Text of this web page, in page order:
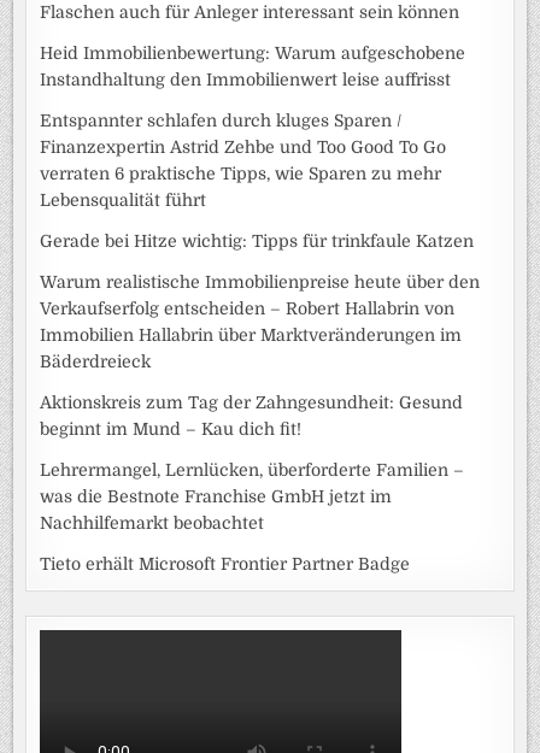
Flaschen auch für Anleger interessant sein können
Heid Immobilienbewertung: Warum aufgeschobene
Instandhaltung den Immobilienwert leise auffrisst
Entspannter schlafen durch kluges Sparen /
Finanzexpertin Astrid Zehbe und Too Good To Go
verraten 6 praktische Tipps, wie Sparen zu mehr
Lebensqualität führt
Gerade bei Hitze wichtig: Tipps für trinkfaule Katzen
Warum realistische Immobilienpreise heute über den
Verkaufserfolg entscheiden – Robert Hallabrin von
Immobilien Hallabrin über Marktveränderungen im
Bäderdreieck
Aktionskreis zum Tag der Zahngesundheit: Gesund
beginnt im Mund – Kau dich fit!
Lehrermangel, Lernlücken, überforderte Familien –
was die Bestnote Franchise GmbH jetzt im
Nachhilfemarkt beobachtet
Tieto erhält Microsoft Frontier Partner Badge